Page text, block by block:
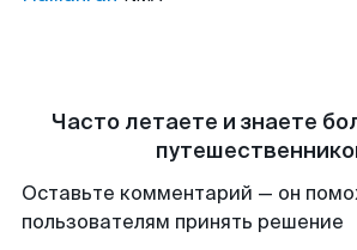
Часто летаете и знаете
Оставьте комментарий — он
пользователям принять решение